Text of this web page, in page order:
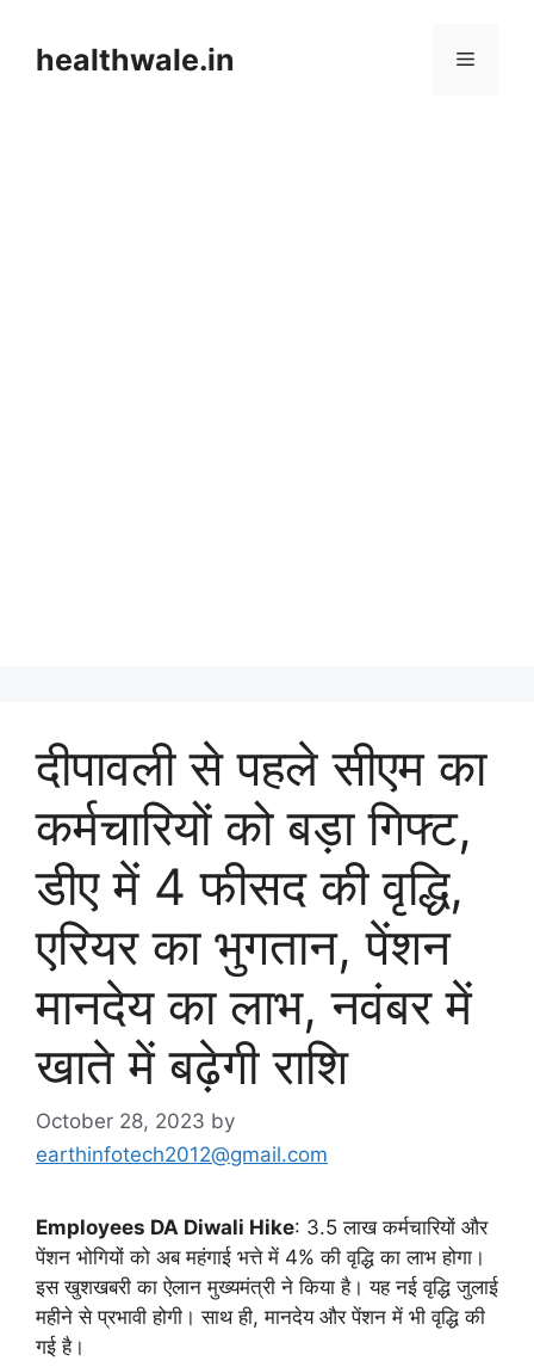
contenthealthwale.in Menu
दीपावली से पहले सीएम का
कर्मचारियों को बड़ा गिफ्ट,
डीए में 4 फीसद की वृद्धि,
एरियर का भुगतान, पेंशन
मानदेय का लाभ, नवंबर में
खाते में बढ़ेगी राशि
October 28, 2023 by
earthinfotech2012@gmail.com
Employees DA Diwali Hike: 3.5 लाख कर्मचारियों और
पेंशन भोगियों को अब महंगाई भत्ते में 4% की वृद्धि का लाभ होगा।
इस खुशखबरी का ऐलान मुख्यमंत्री ने किया है। यह नई वृद्धि जुलाई
महीने से प्रभावी होगी। साथ ही, मानदेय और पेंशन में भी वृद्धि की
गई है।